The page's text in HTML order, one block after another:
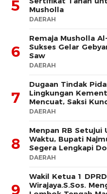
5
Musholla
DAERAH
6
Remaja Musholla
Sukses Gelar
Saw
DAERAH
7
Dugaan Tindak
Lingkungan
Mencuat, Saksi
DAERAH
8
Menpan RB Setujui
Waktu, Bupati
Segera Lengkapi
DAERAH
9
Wakil Ketua 1
Wirajaya.S.Sos.